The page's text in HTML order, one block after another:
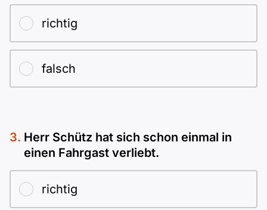
Motivationsbriefe
richtig
falsch
Herr Schütz hat sich schon einmal in
einen Fahrgast verliebt.
richtig